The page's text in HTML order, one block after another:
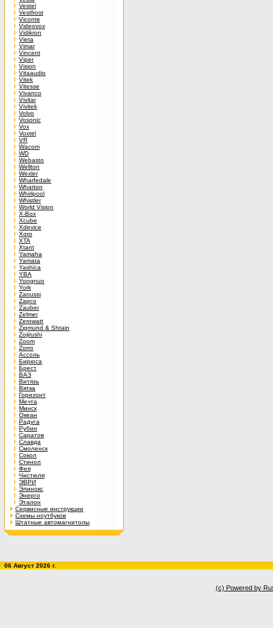
Vestel
Vestfrost
Viconte
Videovox
Vidikron
Vieta
Vimar
Vincent
Viper
Vision
Vitaaudio
Vitek
Vitesse
Vivanco
Vivitar
Vivitek
Volvo
Vosonic
Vox
Voxtel
VR
Wacom
WD
Webasto
Wellton
Wexler
Wharfedale
Wharton
Whirlpool
Whistler
World Vision
X-Box
Xcube
Xdevice
Xoro
XTA
Xtant
Yamaha
Yamata
Yashica
YBA
Yongnuo
York
Zanussi
Zapco
Zauber
Zelmer
Zerowatt
Zigmund & Shtain
Zojirushi
Zoom
Zorro
Ассоль
Бирюса
Брест
ВАЗ
Витязь
Вятка
Горизонт
Мечта
Минск
Океан
Радуга
Рубин
Саратов
Славда
Смоленск
Сокол
Стинол
Фея
Чистюля
ЭВРИ
Элинокс
Энерго
Эталон
Сервисные инструкции
Схемы ноутбуков
Штатные автомагнитолы
06 Август 2026 г.
(c) Powered by